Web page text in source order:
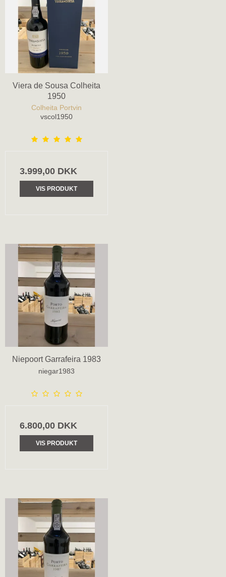
Viera de Sousa Colheita
1950
Colheita Portvin
vscol1950
3.999,00 DKK
VIS PRODUKT
Niepoort Garrafeira 1983
niegar1983
6.800,00 DKK
VIS PRODUKT